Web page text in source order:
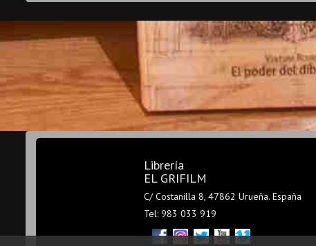
Librería
EL GRIFILM
C/ Costanilla 8, 47862 Urueña. España
Tel: 983 033 919